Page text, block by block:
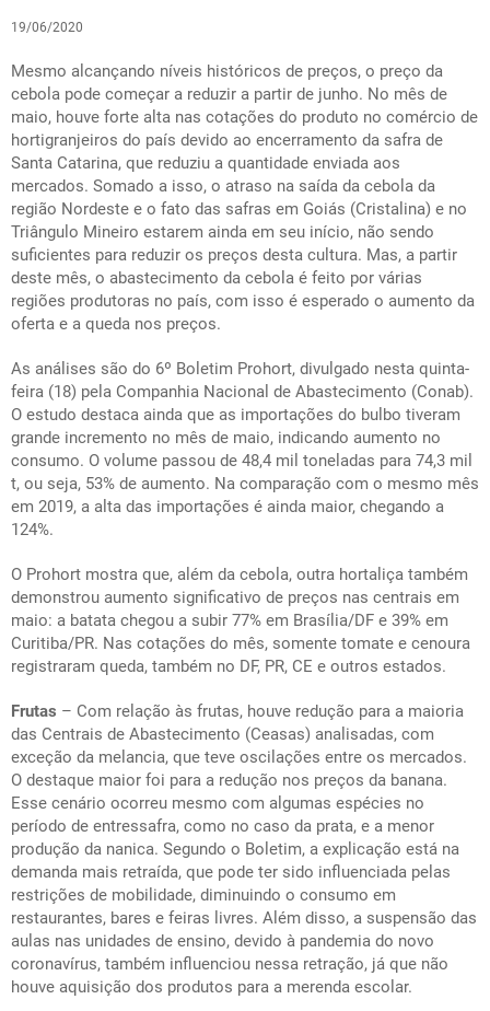
19/06/2020
Mesmo alcançando níveis históricos de preços, o preço da
cebola pode começar a reduzir a partir de junho. No mês de
maio, houve forte alta nas cotações do produto no comércio de
hortigranjeiros do país devido ao encerramento da safra de
Santa Catarina, que reduziu a quantidade enviada aos
mercados. Somado a isso, o atraso na saída da cebola da
região Nordeste e o fato das safras em Goiás (Cristalina) e no
Triângulo Mineiro estarem ainda em seu início, não sendo
suficientes para reduzir os preços desta cultura. Mas, a partir
deste mês, o abastecimento da cebola é feito por várias
regiões produtoras no país, com isso é esperado o aumento da
oferta e a queda nos preços.
As análises são do 6º Boletim Prohort, divulgado nesta quinta-
feira (18) pela Companhia Nacional de Abastecimento (Conab).
O estudo destaca ainda que as importações do bulbo tiveram
grande incremento no mês de maio, indicando aumento no
consumo. O volume passou de 48,4 mil toneladas para 74,3 mil
t, ou seja, 53% de aumento. Na comparação com o mesmo mês
em 2019, a alta das importações é ainda maior, chegando a
124%.
O Prohort mostra que, além da cebola, outra hortaliça também
demonstrou aumento significativo de preços nas centrais em
maio: a batata chegou a subir 77% em Brasília/DF e 39% em
Curitiba/PR. Nas cotações do mês, somente tomate e cenoura
registraram queda, também no DF, PR, CE e outros estados.
Frutas – Com relação às frutas, houve redução para a maioria
das Centrais de Abastecimento (Ceasas) analisadas, com
exceção da melancia, que teve oscilações entre os mercados.
O destaque maior foi para a redução nos preços da banana.
Esse cenário ocorreu mesmo com algumas espécies no
período de entressafra, como no caso da prata, e a menor
produção da nanica. Segundo o Boletim, a explicação está na
demanda mais retraída, que pode ter sido influenciada pelas
restrições de mobilidade, diminuindo o consumo em
restaurantes, bares e feiras livres. Além disso, a suspensão das
aulas nas unidades de ensino, devido à pandemia do novo
coronavírus, também influenciou nessa retração, já que não
houve aquisição dos produtos para a merenda escolar.